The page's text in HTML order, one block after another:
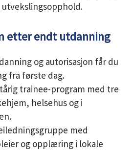
etter endt utdanning
og autorisasjon får du
fra første dag.
trainee-program med tre
helsehus og i
med
og opplæring i lokale